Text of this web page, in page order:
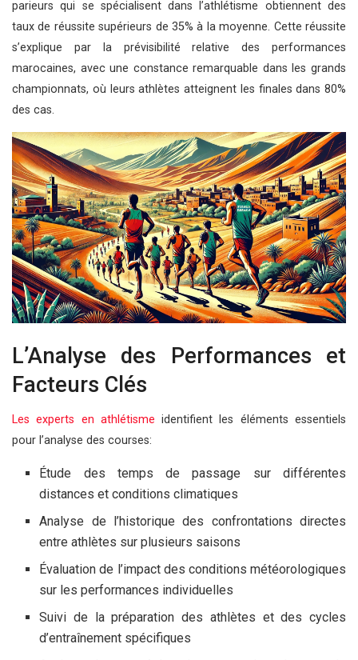
parieurs qui se spécialisent dans l’athlétisme obtiennent des
taux de réussite supérieurs de 35% à la moyenne. Cette réussite
s’explique par la prévisibilité relative des performances
marocaines, avec une constance remarquable dans les grands
championnats, où leurs athlètes atteignent les finales dans 80%
des cas.
L’Analyse des Performances et
Facteurs Clés
Les experts en athlétisme identifient les éléments essentiels
pour l’analyse des courses:
Étude des temps de passage sur différentes
distances et conditions climatiques
Analyse de l’historique des confrontations directes
entre athlètes sur plusieurs saisons
Évaluation de l’impact des conditions météorologiques
sur les performances individuelles
Suivi de la préparation des athlètes et des cycles
d’entraînement spécifiques